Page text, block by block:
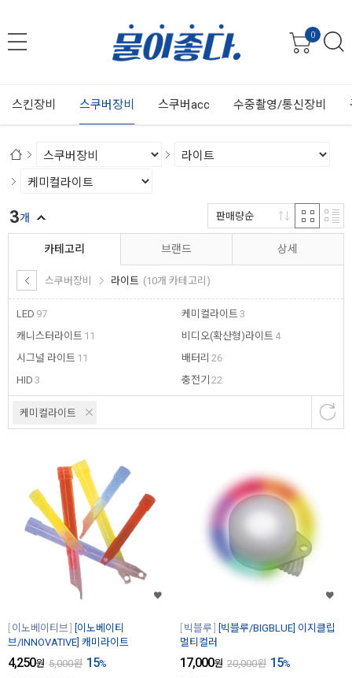
0
스킨장비 스쿠버장비 스쿠버acc 수중촬영/통신장비
카테고리
스쿠버장비 라이트 (10개 카테고리)
LED 97
캐니스터라이트 11
시그널 라이트 11
HID 3
케미컬라이트 3
비디오(확산형)라이트 4
배터리 26
충전기 22
브랜드 상세
케미컬라이트
3개 판매량순
이노베이티브
[이노베이티
브/INNOVATIVE] 캐미라이트
4,250원 5,000원 15%
빅블루
[빅블루/BIGBLUE] 이지클립
멀티컬러
17,000원 20,000원 15%